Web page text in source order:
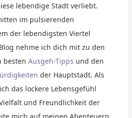
lebendige Stadt verliebt.
im pulsierenden
der lebendigsten Viertel
nehme ich dich mit zu den
bestenAusgeh-Tipps und den
der Hauptstadt. Als
das lockere Lebensgefühl
und Freundlichkeit der